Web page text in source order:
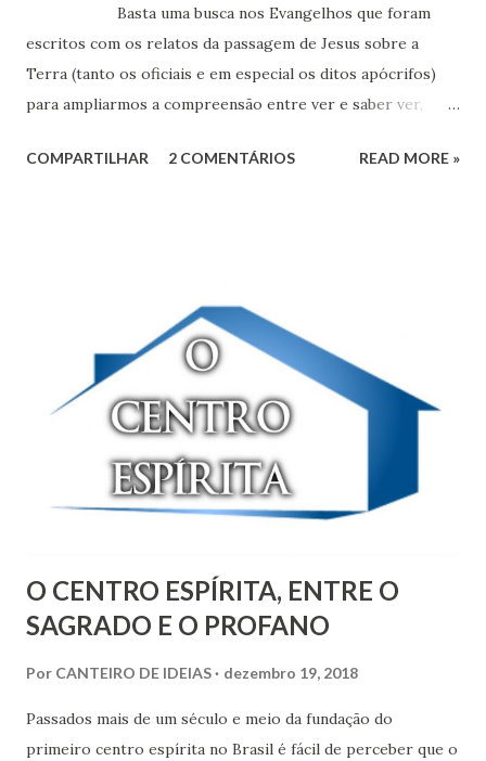
Basta uma busca nos Evangelhos que foram
escritos com os relatos da passagem de Jesus sobre a
Terra (tanto os oficiais e em especial os ditos apócrifos)
para ampliarmos a compreensão entre ver e saber ver,
das Religiões que aqueles que lhes deram razão de existir,
COMPARTILHAR 2 COMENTÁRIOS READ MORE »
O CENTRO ESPÍRITA, ENTRE O
SAGRADO E O PROFANO
Por CANTEIRO DE IDEIAS dezembro 19, 2018
Passados mais de um século e meio da fundação do
primeiro centro espírita no Brasil é fácil de perceber que o